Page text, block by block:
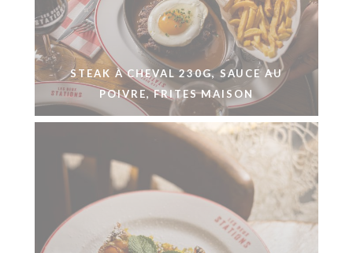
STEAK À CHEVAL 230G, SAUCE AU
POIVRE, FRITES MAISON